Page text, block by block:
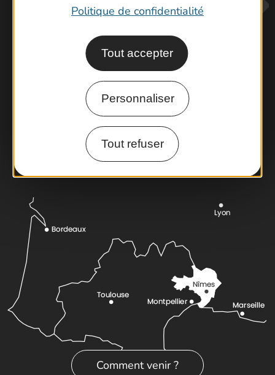
Politique de confidentialité
Tout accepter
Personnaliser
Tout refuser
Contactez-nous !
Foire aux questions
Brochures
Cartoguides et Topoguides
Latitude Gard
Comment venir ?